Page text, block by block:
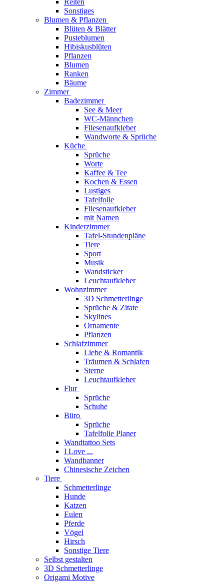
Reiten
Sonstiges
Blumen & Pflanzen
Blüten & Blätter
Pusteblumen
Hibiskusblüten
Pflanzen
Blumen
Ranken
Bäume
Zimmer
Badezimmer
See & Meer
WC-Männchen
Fliesenaufkleber
Wandworte & Sprüche
Küche
Sprüche
Worte
Kaffee & Tee
Kochen & Essen
Lustiges
Tafelfolie
Fliesenaufkleber
mit Namen
Kinderzimmer
Tafel-Stundenpläne
Tiere
Sport
Musik
Wandsticker
Leuchtaufkleber
Wohnzimmer
3D Schmetterlinge
Sprüche & Zitate
Skylines
Ornamente
Pflanzen
Schlafzimmer
Liebe & Romantik
Träumen & Schlafen
Sterne
Leuchtaufkleber
Flur
Sprüche
Schuhe
Büro
Sprüche
Tafelfolie Planer
Wandtattoo Sets
I Love ...
Wandbanner
Chinesische Zeichen
Tiere
Schmetterlinge
Hunde
Katzen
Eulen
Pferde
Vögel
Hirsch
Sonstige Tiere
Selbst gestalten
3D Schmetterlinge
Origami Motive